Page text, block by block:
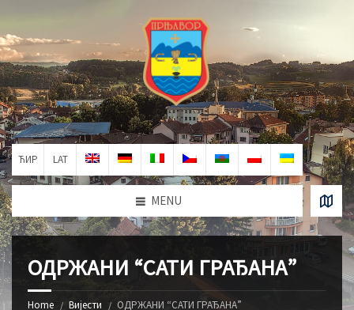
ЋИР LAT
MENU
ОДРЖАНИ “САТИ ГРАЂАНА”
Home Вијести ОДРЖАНИ “САТИ ГРАЂАНА”